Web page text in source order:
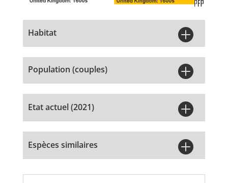
Habitat 
Population (couples) 
Etat actuel (2021) 
Espèces similaires 